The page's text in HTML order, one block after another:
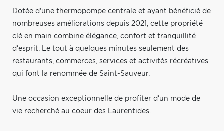
Dotée d'une thermopompe centrale et ayant bénéficié de
nombreuses améliorations depuis 2021, cette propriété
clé en main combine élégance, confort et tranquillité
d'esprit. Le tout à quelques minutes seulement des
restaurants, commerces, services et activités récréatives
qui font la renommée de Saint-Sauveur.
Une occasion exceptionnelle de profiter d'un mode de
vie recherché au coeur des Laurentides.